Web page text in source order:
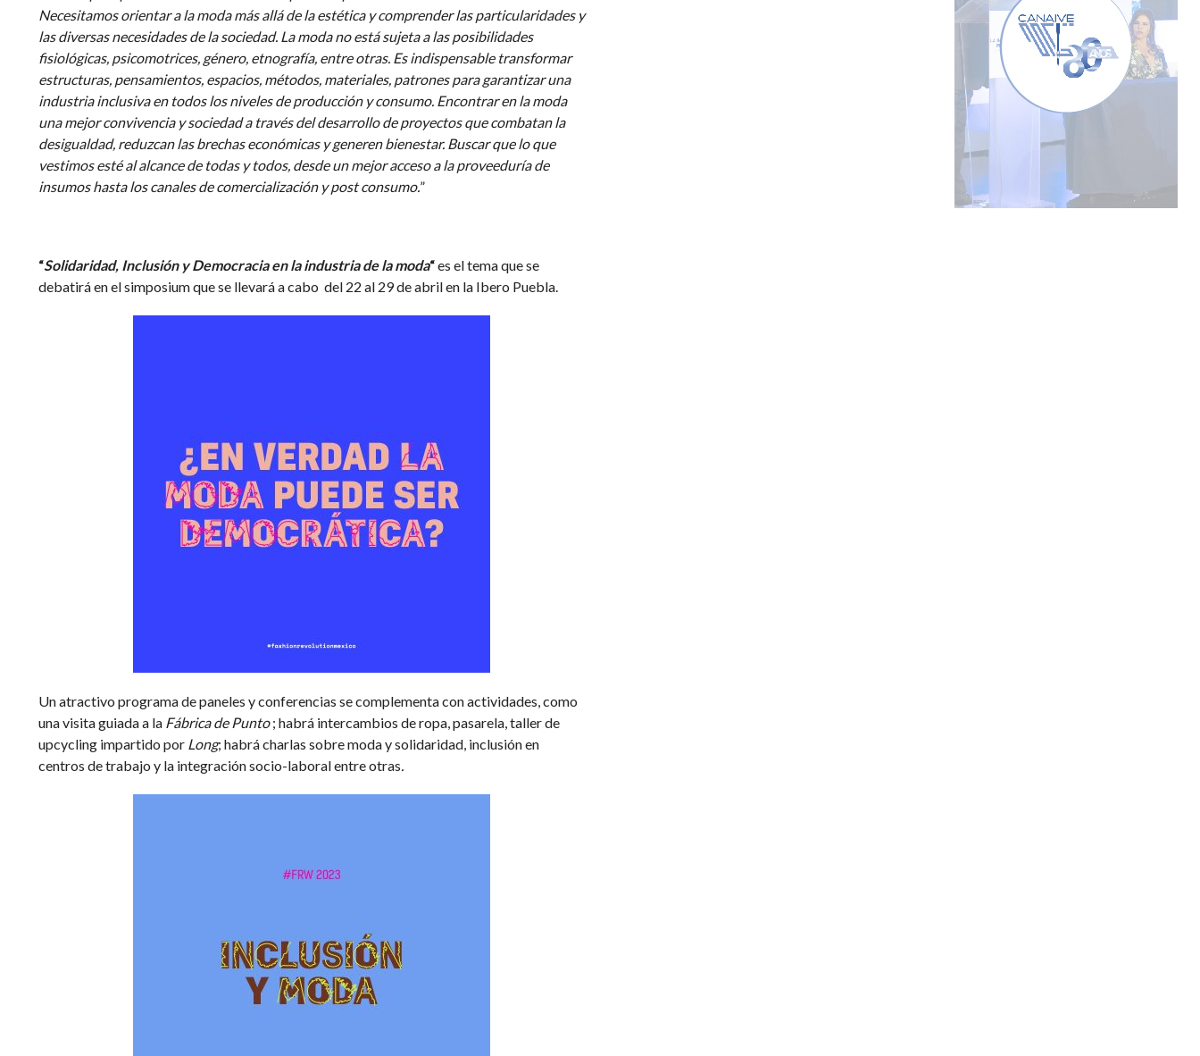
Necesitamos orientar a la moda más allá de la estética y comprender las particularidades y
las diversas necesidades de la sociedad. La moda no está sujeta a las posibilidades
fisiológicas, psicomotrices, género, etnografía, entre otras. Es indispensable transformar
estructuras, pensamientos, espacios, métodos, materiales, patrones para garantizar una
industria inclusiva en todos los niveles de producción y consumo. Encontrar en la moda
una mejor convivencia y sociedad a través del desarrollo de proyectos que combatan la
desigualdad, reduzcan las brechas económicas y generen bienestar. Buscar que lo que
vestimos esté al alcance de todas y todos, desde un mejor acceso a la proveeduría de
insumos hasta los canales de comercialización y post consumo.”
“Solidaridad, Inclusión y Democracia en la industria de la moda“es el tema que se
debatirá en el simposium que se llevará a cabo del 22 al 29 de abril en la Ibero Puebla.
Un atractivo programa de paneles y conferencias se complementa con actividades, como
una visita guiada a la Fábrica de Punto; habrá intercambios de ropa, pasarela, taller de
upcycling impartido por Long; habrá charlas sobre moda y solidaridad, inclusión en
centros de trabajo y la integración socio-laboralentre otras.